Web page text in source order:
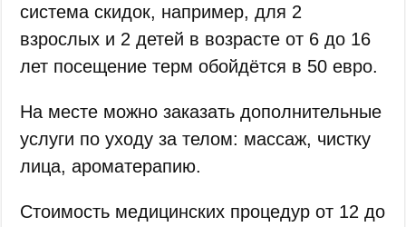
система скидок, например, для 2
взрослых и 2 детей в возрасте от 6 до 16
лет посещение терм обойдётся в 50 евро.
На месте можно заказать дополнительные
услуги по уходу за телом: массаж, чистку
лица, ароматерапию.
Стоимость медицинских процедур от 12 до